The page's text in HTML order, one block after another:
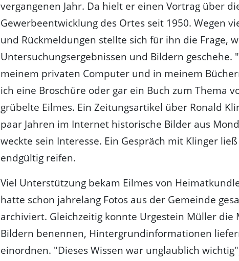
vergangenen Jahr. Da hielt er einen Vortrag über
Gewerbeentwicklung des Ortes seit 1950. Wegen
und Rückmeldungen stellte sich für ihn die Frage,
Untersuchungsergebnissen und Bildern geschehe.
meinem privaten Computer und in meinem
ich eine Broschüre oder gar ein Buch zum Thema
grübelte Eilmes. Ein Zeitungsartikel über Ronald
paar Jahren im Internet historische Bilder aus
weckte sein Interesse. Ein Gespräch mit Klinger
endgültig reifen.
Viel Unterstützung bekam Eilmes von
hatte schon jahrelang Fotos aus der Gemeinde
archiviert. Gleichzeitig konnte Urgestein Müller die
Bildern benennen, Hintergrundinformationen
einordnen. "Dieses Wissen war unglaublich